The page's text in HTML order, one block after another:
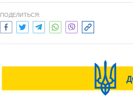
ПОДЕЛИТЬСЯ: